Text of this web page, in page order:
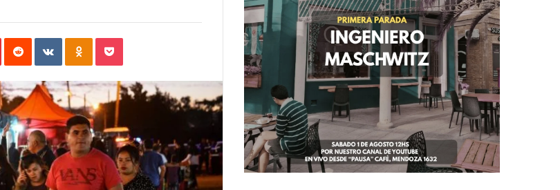
PinterestReddit VKontakteOdnoklassniki
Pocket